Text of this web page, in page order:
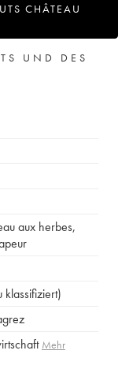
CHÂTEAU
UND DES
aux herbes,
klassifiziert)
Mehr